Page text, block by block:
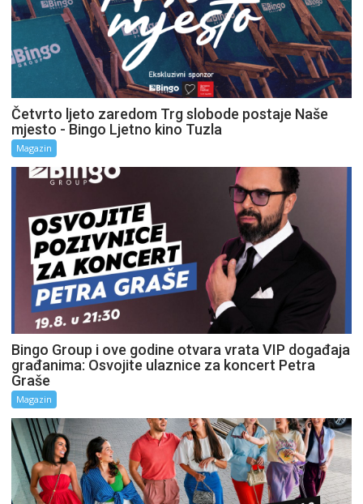
Četvrto ljeto zaredom Trg slobode postaje Naše
mjesto - Bingo Ljetno kino Tuzla
Magazin
Bingo Group i ove godine otvara vrata VIP događaja
građanima: Osvojite ulaznice za koncert Petra
Graše
Magazin